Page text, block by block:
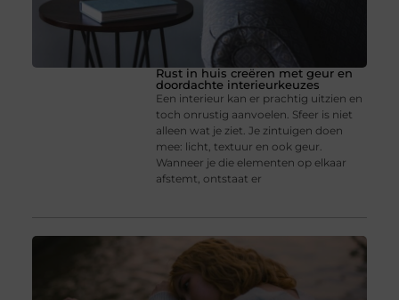
Rust in huis creëren met geur en
doordachte interieurkeuzes
Een interieur kan er prachtig uitzien en
toch onrustig aanvoelen. Sfeer is niet
alleen wat je ziet. Je zintuigen doen
mee: licht, textuur en ook geur.
Wanneer je die elementen op elkaar
afstemt, ontstaat er